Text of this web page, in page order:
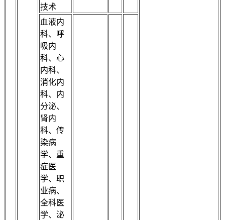
技术
血液内
科、呼
吸内
科、心
内科、
消化内
科、内
分泌、
肾内
科、传
染病
学、重
症医
学、职
业病、
全科医
学、泌